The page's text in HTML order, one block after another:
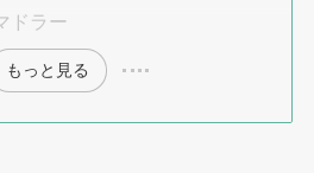
ドラー
もっと見る